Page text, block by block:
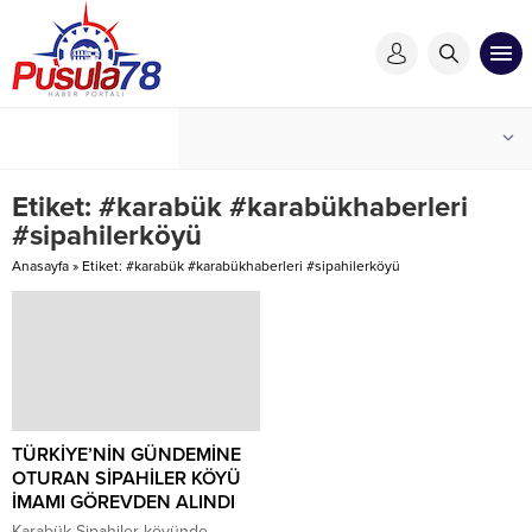
Etiket: #karabük #karabükhaberleri
#sipahilerköyü
Anasayfa » Etiket: #karabük #karabükhaberleri #sipahilerköyü
TÜRKİYE’NİN GÜNDEMİNE
OTURAN SİPAHİLER KÖYÜ
İMAMI GÖREVDEN ALINDI